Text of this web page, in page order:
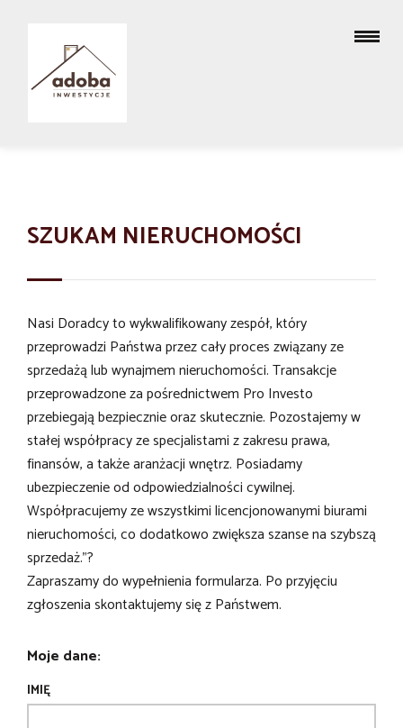
SZUKAM NIERUCHOMOŚCI
Nasi Doradcy to wykwalifikowany zespół, który
przeprowadzi Państwa przez cały proces związany ze
sprzedażą lub wynajmem nieruchomości. Transakcje
przeprowadzone za pośrednictwem Pro Investo
przebiegają bezpiecznie oraz skutecznie. Pozostajemy w
stałej współpracy ze specjalistami z zakresu prawa,
finansów, a także aranżacji wnętrz. Posiadamy
ubezpieczenie od odpowiedzialności cywilnej.
Współpracujemy ze wszystkimi licencjonowanymi biurami
nieruchomości, co dodatkowo zwiększa szanse na szybszą
sprzedaż."?
Zapraszamy do wypełnienia formularza. Po przyjęciu
zgłoszenia skontaktujemy się z Państwem.
Moje dane:
IMIĘ